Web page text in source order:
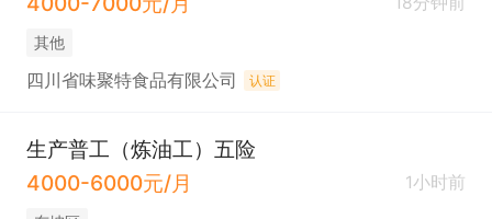
其他
四川省味聚特食品有限公司 认证
生产普工（炼油工）五险
4000-6000元/月
1小时前